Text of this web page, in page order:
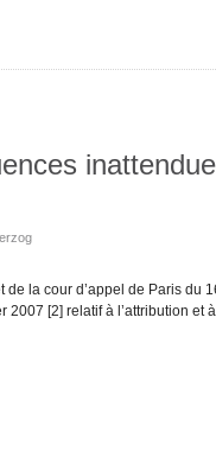
de la cour d’appel de Paris du
2007 [2] relatif à l’attribution et